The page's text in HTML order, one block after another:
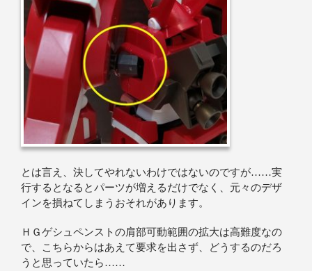
とは言え、決してやれないわけではないのですが……実
行するとなるとパーツが増えるだけでなく、元々のデザ
インを損ねてしまうおそれがあります。
ＨＧゲシュペンストの肩部可動範囲の拡大は高難度なの
で、こちらからはあえて要求を出さず、どうするのだろ
うと思っていたら……